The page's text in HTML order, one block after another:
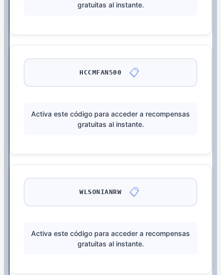
gratuitas al instante.
HCCMFAN500 📋
Activa este código para acceder a recompensas
gratuitas al instante.
WLSONIANRW 📋
Activa este código para acceder a recompensas
gratuitas al instante.